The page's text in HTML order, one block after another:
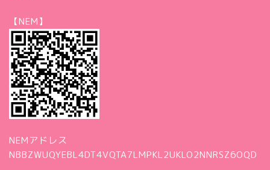
【NEM】
NEMアドレス
NBBZWUQYEBL4DT4VQTA7LMPKL2UKLO2NNRSZ6OQD